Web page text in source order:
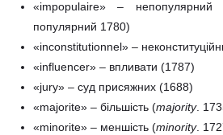
«impopulaire» –
популярний 1780)
«inconstitutionnel» –
«influencer» – впливати (1787)
«jury» – суд присяжних (1688)
«majorite» – більшість (majority.
«minorite» – меншість (minority.